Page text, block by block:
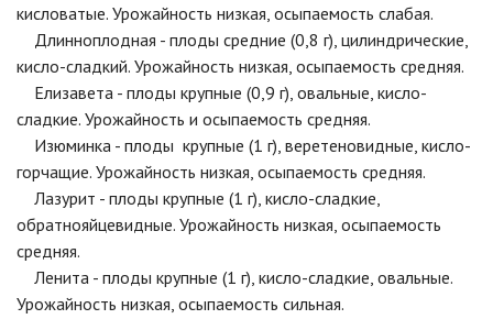
кисловатые. Урожайность низкая, осыпаемость слабая.
Длинноплодная - плоды средние (0,8 г), цилиндрические,
кисло-сладкий. Урожайность низкая, осыпаемость средняя.
Елизавета - плоды крупные (0,9 г), овальные, кисло-
сладкие. Урожайность и осыпаемость средняя.
Изюминка - плоды крупные (1 г), веретеновидные, кисло-
горчащие. Урожайность низкая, осыпаемость средняя.
Лазурит - плоды крупные (1 г), кисло-сладкие,
обратнояйцевидные. Урожайность низкая, осыпаемость
средняя.
Ленита - плоды крупные (1 г), кисло-сладкие, овальные.
Урожайность низкая, осыпаемость сильная.